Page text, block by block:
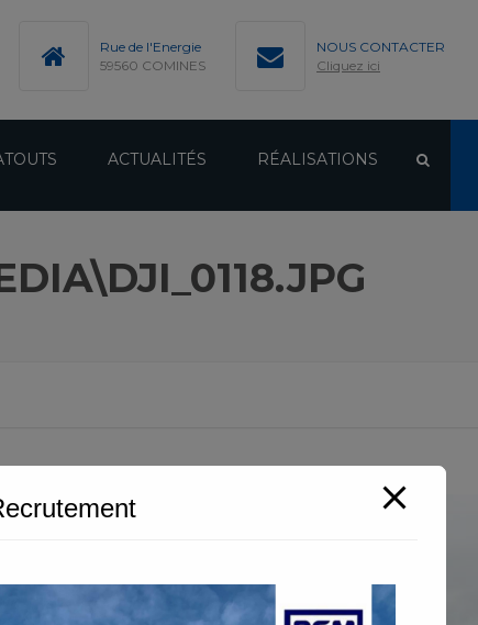
Rue de l'Energie
59560 COMINES
NOUS CONTACTER
Cliquez ici
ACTUALITÉS RÉALISATIONS